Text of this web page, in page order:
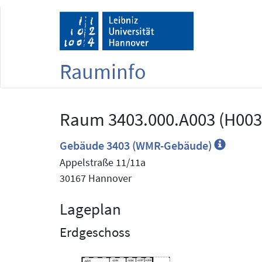
Rauminfo
Raum 3403.000.A003
Gebäude 3403 (WMR-Gebäude)
Appelstraße 11/11a
30167 Hannover
Lageplan
Erdgeschoss